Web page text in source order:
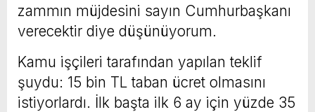
zammın müjdesini sayın Cumhurbaşkanı
verecektir diye düşünüyorum.
Kamu işçileri tarafından yapılan teklif
şuydu: 15 bin TL taban ücret olmasını
istiyorlardı. İlk başta ilk 6 ay için yüzde 35